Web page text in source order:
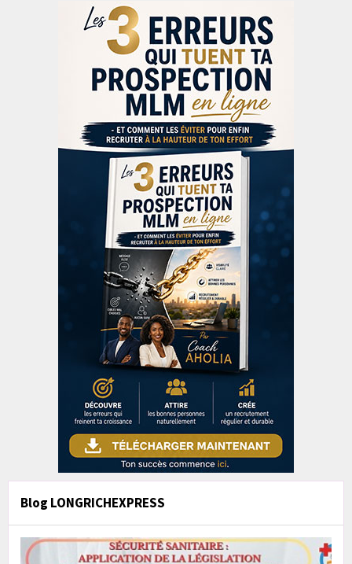
Blog LONGRICHEXPRESS